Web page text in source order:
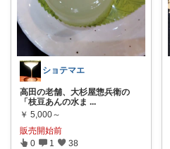
ショテマエ
高田の老舗、大杉屋惣兵衛の
「枝豆あんの水ま ...
￥ 5,000～
販売開始前
0 1 38